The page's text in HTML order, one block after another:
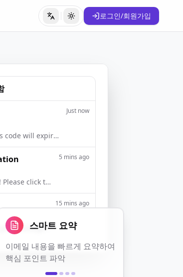
언어 전환테마 전환로그인/회원가입
Your verification code is: 836591. This code will expire in 10 minutes...
Just now
Thank you for registering for Cursor! Please click the link below to confirm your email address...
5 mins ago
Thanks for your order. You can track your package using the following link...
15 mins ago
다국어 지원
실시간 이메일 번역으로 언어
장벽 해소